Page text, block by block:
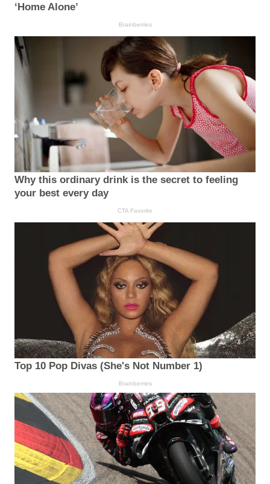
‘Home Alone’
Brainberries
Why this ordinary drink is the secret to feeling
your best every day
CTA Favorite
Top 10 Pop Divas (She's Not Number 1)
Brainberries